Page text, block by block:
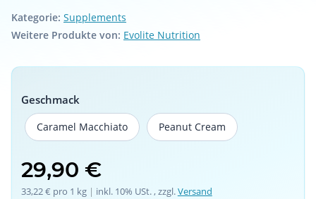
Kategorie: Supplements
Weitere Produkte von: Evolite Nutrition
Geschmack
Caramel MacchiatoCaramel MacchiatoPeanut Cream
Peanut Cream
29,90 €
33,22 € pro 1 kg | inkl. 10% USt. , zzgl.Versand